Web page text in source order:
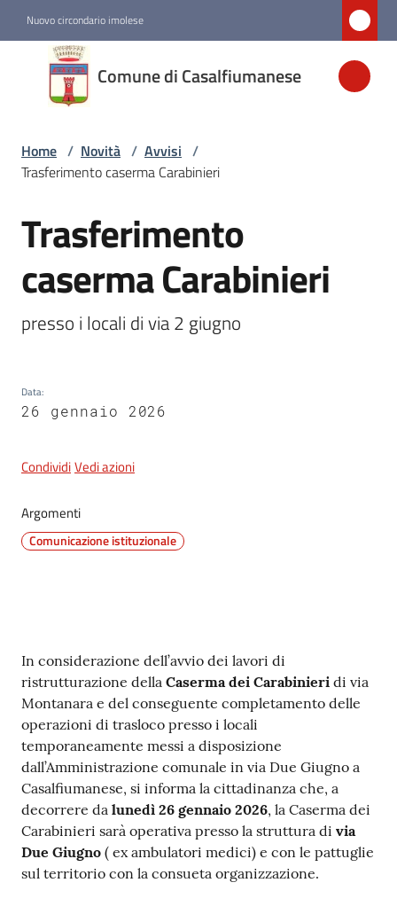
Nuovo circondario imolese
Comune di Casalfiumanese
Comune di
Casalfiumanese
Amministrazione
Menu selezionato
Servizi
Vivere
5x1000
Servizi
on-
line
Home / Novità / Avvisi /
Trasferimento caserma Carabinieri
Salta al contenuto
Trasferimento
caserma Carabinieri
presso i locali di via 2 giugno
Data:
26 gennaio 2026
CondividiVedi azioni
Argomenti
Comunicazione istituzionale
Contenuto
In considerazione dell’avvio dei lavori di
ristrutturazione della Caserma dei Carabinieri di via
Montanara e del conseguente completamento delle
operazioni di trasloco presso i locali
temporaneamente messi a disposizione
dall’Amministrazione comunale in via Due Giugno a
Casalfiumanese, si informa la cittadinanza che, a
decorrere da lunedì 26 gennaio 2026, la Caserma dei
Carabinieri sarà operativa presso la struttura di via
Due Giugno ( ex ambulatori medici) e con le pattuglie
sul territorio con la consueta organizzazione.